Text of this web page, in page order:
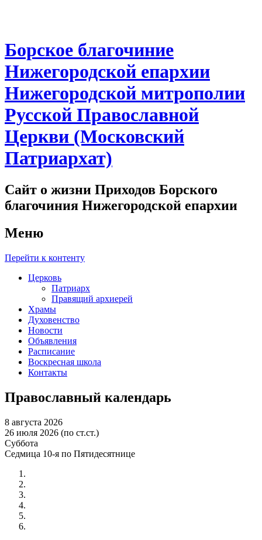
Борское благочиние
Нижегородской епархии
Нижегородской митрополии
Русской Православной
Церкви (Московский
Патриархат)
Сайт о жизни Приходов Борского
благочиния Нижегородской епархии
Меню
Перейти к контенту
Церковь
Патриарх
Правящий архиерей
Храмы
Духовенство
Новости
Объявления
Расписание
Воскресная школа
Контакты
Православный календарь
8 августа 2026
26 июля 2026 (по ст.ст.)
Суббота
Седмица 10-я по Пятидесятнице